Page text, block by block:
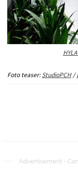
Foto teaser:StudioPCH/
Advertisement -